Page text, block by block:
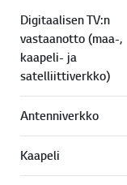
Digitaalisen TV:n
vastaanotto (maa-,
kaapeli- ja
satelliittiverkko)
Antenniverkko
Kaapeli